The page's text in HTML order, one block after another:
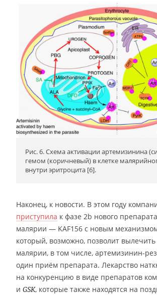
Рис. 6. Схема активации артемизинина
гемом (коричневый) в клетке
внутри эритроцита [6].
Наконец, к новости. В этом году
приступила к фазе 2b нового
малярии — KAF156 с новым
который, возможно, позволит
малярии, в том числе, артемизинин-
один приём препарата. Лекарство
на конкуренцию в виде препаратов
и GSK, которые также находятся на